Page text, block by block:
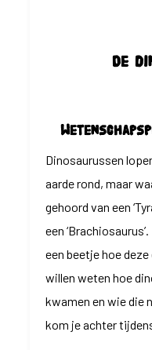
De
Dinosaurussen
aarde rond, maar
gehoord van een
een
een beetje hoe
willen weten hoe
kwamen en wie die
kom je achter